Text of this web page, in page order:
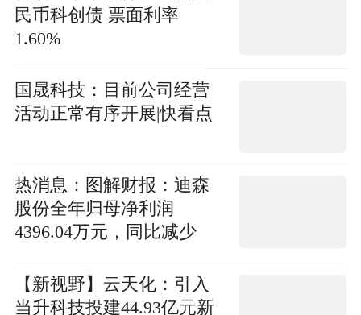
民币科创债 票面利率
1.60%
国晟科技：目前公司经营
活动正常有序开展|快看点
热消息：图解财报：迪森
股份全年归母净利润
4396.04万元，同比减少
【新视野】云天化：引入
当升科技投建44.93亿元新